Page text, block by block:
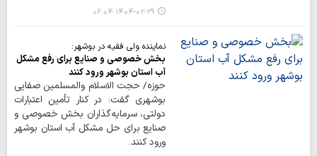
۱۴۰۴-۰۲-۲۹ ۰۶:۰۴
نماینده ولی فقیه در بوشهر:
بخش خصوصی و صنایع برای رفع مشکل
آب استان بوشهر ورود کنند
حوزه/ حجت الاسلام والمسلمین صفایی
بوشهری گفت: در کنار تأمین اعتبارات
دولتی، سرمایه‌گذاران بخش خصوصی و
صنایع برای حل مشکل آب استان بوشهر
ورود کنند.